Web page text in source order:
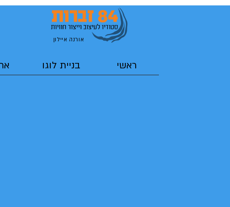
אורנה איילון
ראשי בניית לוגו